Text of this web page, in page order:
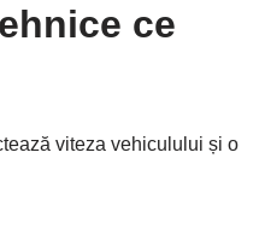
ce
viteza vehiculului și o